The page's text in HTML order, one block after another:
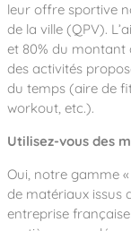
leur offre sportive
de la ville (QPV).
et 80% du montant
des activités
du temps (aire de
workout, etc.).
Utilisez-vous des
Oui, notre gamme «
de matériaux issus
entreprise